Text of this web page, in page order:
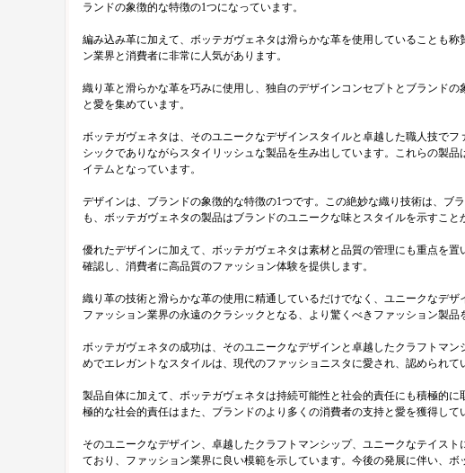
ランドの象徴的な特徴の1つになっています。
編み込み革に加えて、ボッテガヴェネタは滑らかな革を使用していることも
ン業界と消費者に非常に人気があります。
織り革と滑らかな革を巧みに使用し、独自のデザインコンセプトとブランド
と愛を集めています。
ボッテガヴェネタは、そのユニークなデザインスタイルと卓越した職人技で
シックでありながらスタイリッシュな製品を生み出しています。これらの製
イテムとなっています。
デザインは、ブランドの象徴的な特徴の1つです。この絶妙な織り技術は、
も、ボッテガヴェネタの製品はブランドのユニークな味とスタイルを示すこと
優れたデザインに加えて、ボッテガヴェネタは素材と品質の管理にも重点を
確認し、消費者に高品質のファッション体験を提供します。
織り革の技術と滑らかな革の使用に精通しているだけでなく、ユニークなデ
ファッション業界の永遠のクラシックとなる、より驚くべきファッション製品
ボッテガヴェネタの成功は、そのユニークなデザインと卓越したクラフトマ
めでエレガントなスタイルは、現代のファッショニスタに愛され、認められ
製品自体に加えて、ボッテガヴェネタは持続可能性と社会的責任にも積極的
極的な社会的責任はまた、ブランドのより多くの消費者の支持と愛を獲得して
そのユニークなデザイン、卓越したクラフトマンシップ、ユニークなテイス
ており、ファッション業界に良い模範を示しています。今後の発展に伴い、